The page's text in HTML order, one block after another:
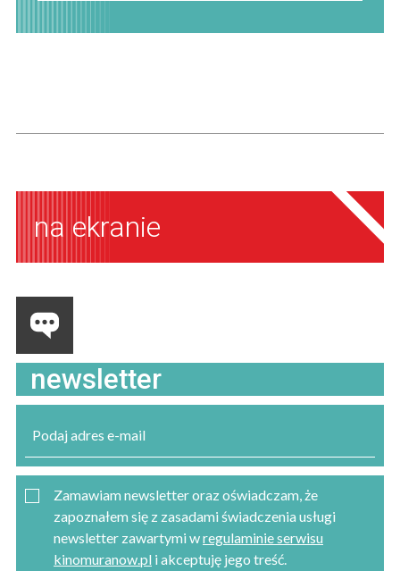
na ekranie
newsletter
Zamawiam newsletter oraz oświadczam, że
zapoznałem się z zasadami świadczenia usługi
newsletter zawartymi wregulaminie serwisu
kinomuranow.pl i akceptuję jego treść.